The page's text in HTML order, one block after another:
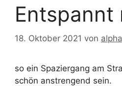
Entspannt
18. Oktober 2021 von
so ein Spaziergang am
schön anstrengend sein.